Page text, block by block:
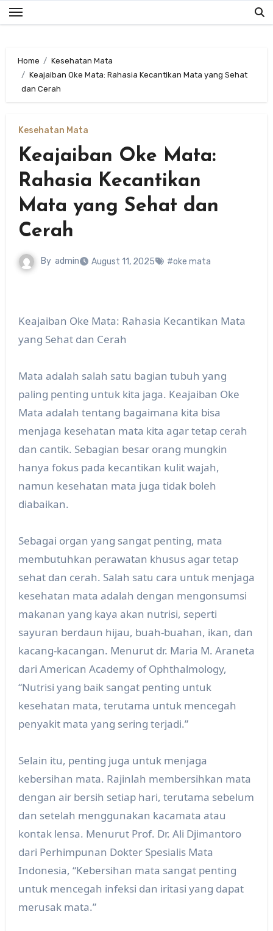
Skip
to
Home
Kesehatan Mata
Keajaiban Oke Mata: Rahasia Kecantikan Mata yang Sehat
dan Cerah
Kesehatan Mata
Keajaiban Oke Mata:
Rahasia Kecantikan
Mata yang Sehat dan
Cerah
By admin August 11, 2025 #oke mata
Keajaiban Oke Mata: Rahasia Kecantikan Mata
yang Sehat dan Cerah
Mata adalah salah satu bagian tubuh yang
paling penting untuk kita jaga. Keajaiban Oke
Mata adalah tentang bagaimana kita bisa
menjaga kesehatan mata kita agar tetap cerah
dan cantik. Sebagian besar orang mungkin
hanya fokus pada kecantikan kulit wajah,
namun kesehatan mata juga tidak boleh
diabaikan.
Sebagai organ yang sangat penting, mata
membutuhkan perawatan khusus agar tetap
sehat dan cerah. Salah satu cara untuk menjaga
kesehatan mata adalah dengan mengonsumsi
makanan yang kaya akan nutrisi, seperti
sayuran berdaun hijau, buah-buahan, ikan, dan
kacang-kacangan. Menurut dr. Maria M. Araneta
dari American Academy of Ophthalmology,
“Nutrisi yang baik sangat penting untuk
kesehatan mata, terutama untuk mencegah
penyakit mata yang sering terjadi.”
Selain itu, penting juga untuk menjaga
kebersihan mata. Rajinlah membersihkan mata
dengan air bersih setiap hari, terutama sebelum
dan setelah menggunakan kacamata atau
kontak lensa. Menurut Prof. Dr. Ali Djimantoro
dari Perhimpunan Dokter Spesialis Mata
Indonesia, “Kebersihan mata sangat penting
untuk mencegah infeksi dan iritasi yang dapat
merusak mata.”